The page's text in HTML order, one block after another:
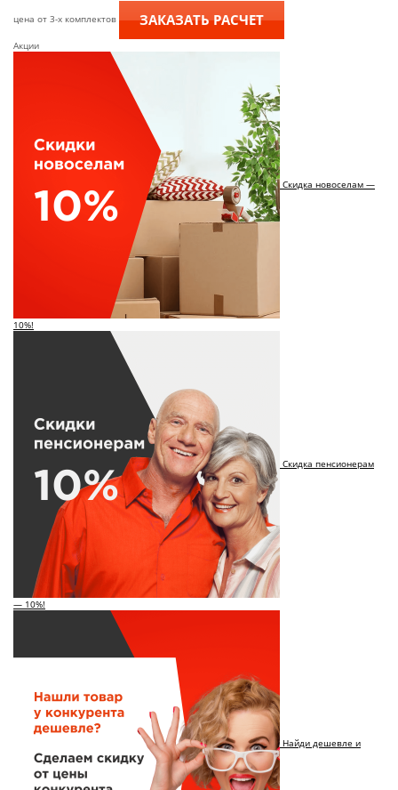
цена от 3-х комплектов ЗАКАЗАТЬ РАСЧЕТ
Акции
Скидка новоселам —
10%!
Скидка пенсионерам
— 10%!
Найди дешевле и